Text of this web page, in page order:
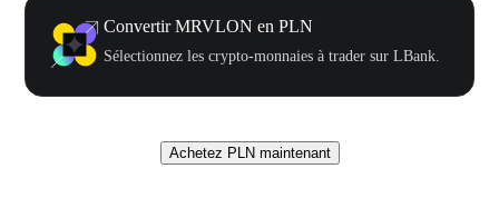
Convertir MRVLON en PLN
Sélectionnez les crypto-monnaies à trader sur LBank.
Achetez PLN maintenant